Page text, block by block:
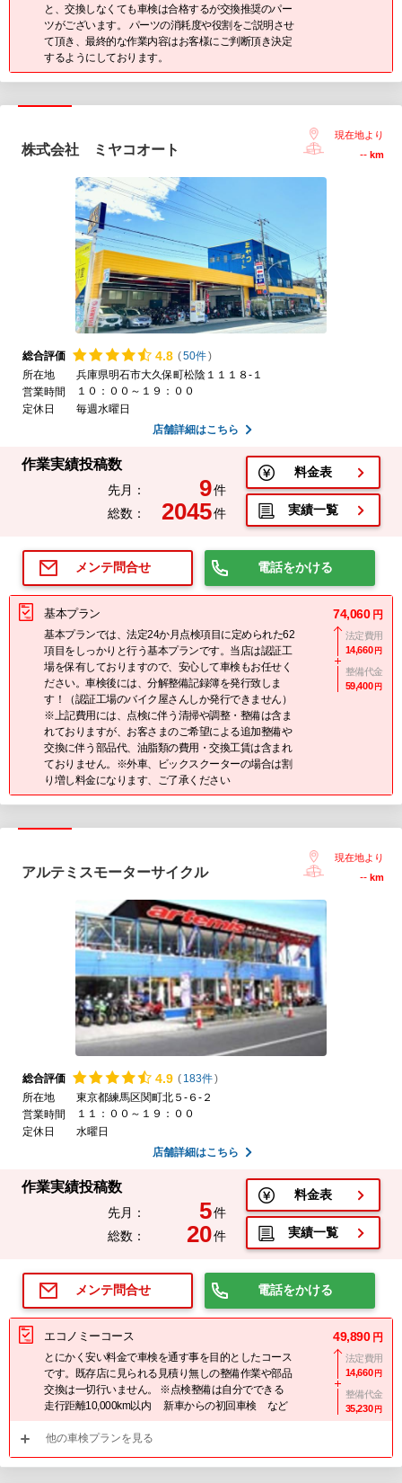
と、交換しなくても車検は合格するが交換推奨のパー
ツがございます。 パーツの消耗度や役割をご説明させ
て頂き、最終的な作業内容はお客様にご判断頂き決定
するようにしております。
株式会社 ミヤコオート
現在地より
-- km
総合評価 4.8 (50件)
所在地
兵庫県明石市大久保町松陰１１１８-１
営業時間
１０：００～１９：００
定休日
毎週水曜日
店舗詳細はこちら
作業実績投稿数
先月： 9件
総数：
2045件
料金表
実績一覧
メンテ問合せ 電話をかける
基本プラン
基本プランでは、法定24か月点検項目に定められた62
項目をしっかりと行う基本プランです。当店は認証工
場を保有しておりますので、安心して車検もお任せく
ださい。車検後には、分解整備記録簿を発行致しま
す！（認証工場のバイク屋さんしか発行できません）
※上記費用には、点検に伴う清掃や調整・整備は含ま
れておりますが、お客さまのご希望による追加整備や
交換に伴う部品代、油脂類の費用・交換工賃は含まれ
ておりません。※外車、ビックスクーターの場合は割
り増し料金になります、ご了承ください
74,060 円
法定費用
14,660 円
整備代金
59,400 円
アルテミスモーターサイクル
現在地より
-- km
総合評価 4.9 ( 183件)
所在地
東京都練馬区関町北５-６-２
営業時間
１１：００～１９：００
定休日
水曜日
店舗詳細はこちら
作業実績投稿数
先月： 5件
総数：
20件
料金表
実績一覧
メンテ問合せ 電話をかける
エコノミーコース
とにかく安い料金で車検を通す事を目的としたコース
です。既存店に見られる見積り無しの整備作業や部品
交換は一切行いません。 ※点検整備は自分でできる
走行距離10,000km以内 新車からの初回車検 など
49,890 円
法定費用
14,660 円
整備代金
35,230 円
他の車検プランを見る